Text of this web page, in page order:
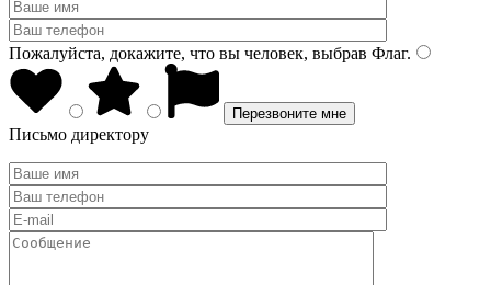
Пожалуйста, докажите, что вы человек, выбрав Флаг.
Письмо директору